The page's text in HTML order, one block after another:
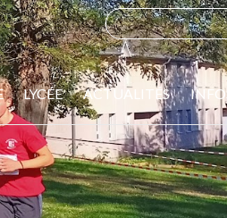
LYCÉE ACTUALITÉS